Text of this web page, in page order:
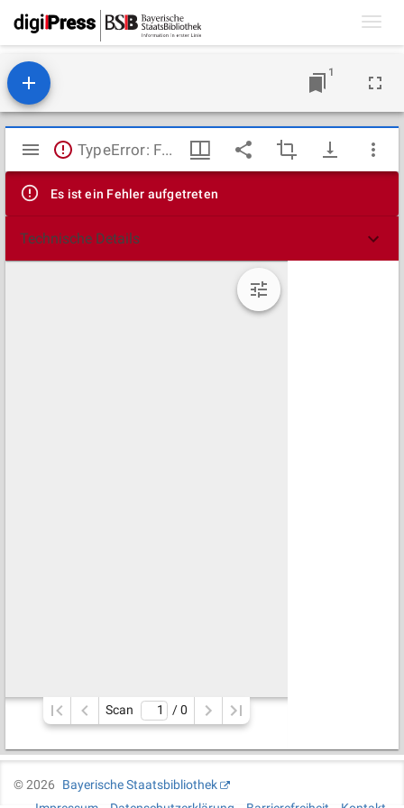
1
Mirador
Viewer
TypeError: Failed to fetch
Es ist ein Fehler aufgetreten
Technische Details
Scan / 0
©2026
Bayerische Staatsbibliothek